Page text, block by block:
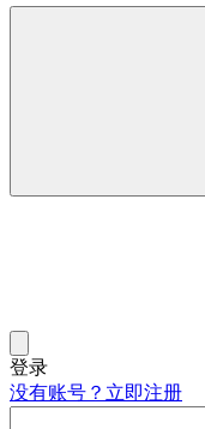
登录
没有账号？立即注册